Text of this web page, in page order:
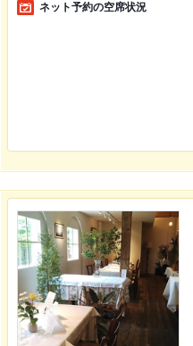
ネット予約の空席状況